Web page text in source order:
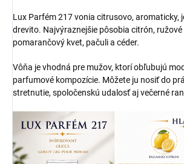
Lux Parfém 217 vonia citrusovo, aromaticky,
drevito. Najvýraznejšie pôsobia citrón, ružové
pomarančový kvet, pačuli a céder.
Vôňa je vhodná pre mužov, ktorí obľubujú
parfumové kompozície. Môžete ju nosiť do
stretnutie, spoločenskú udalosť aj večerné